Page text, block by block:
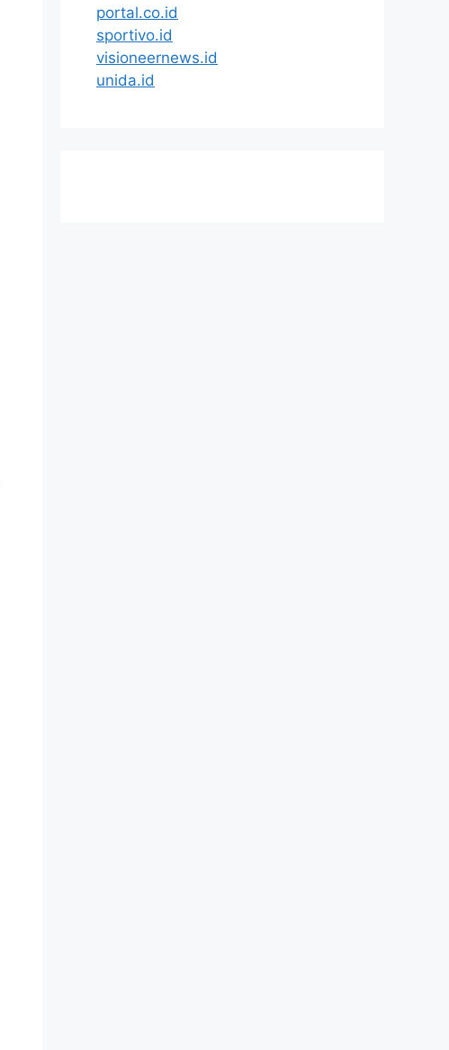
portal.co.id
sportivo.id
visioneernews.id
unida.id